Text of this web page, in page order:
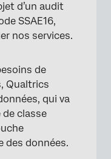
d’un audit
SSAE16,
nos services.
de
Qualtrics
qui va
classe
des données.